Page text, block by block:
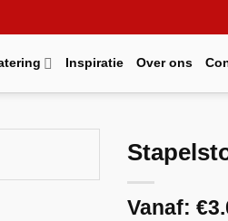
Inspiratie Over ons
Vanaf: €